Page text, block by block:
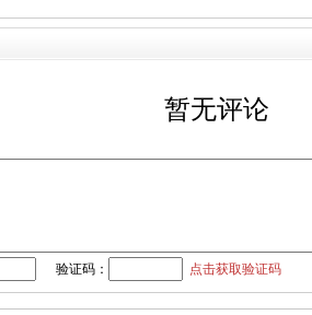
暂无评论
验证码： 点击获取验证码